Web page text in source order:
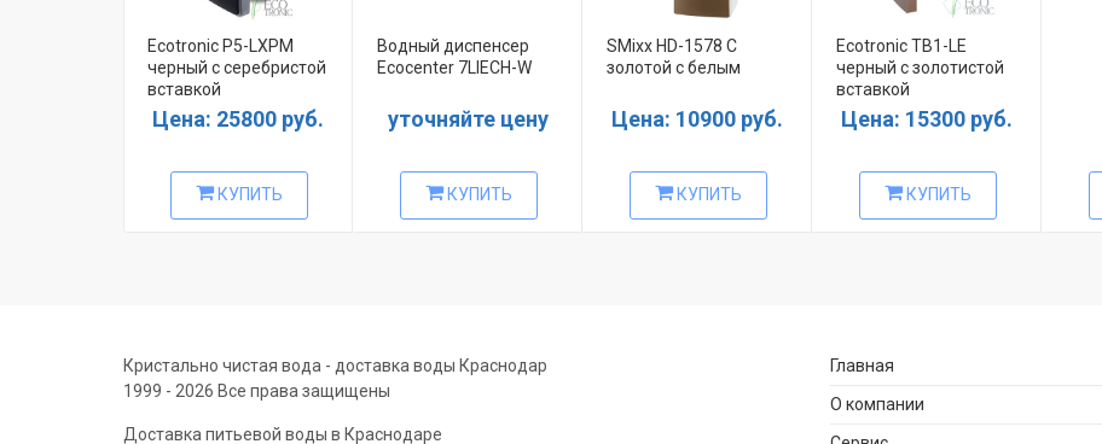
Ecotronic P5-LXPM
черный с серебристой
вставкой
Цена: 25800 руб.
КУПИТЬ
Водный диспенсер
Ecocenter 7LIECH-W
уточняйте цену
КУПИТЬ
SMixx HD-1578 C
золотой с белым
Цена: 10900 руб.
КУПИТЬ
Ecotronic TB1-LE
черный с золотистой
вставкой
Цена: 15300 руб.
КУПИТЬ
Кристально чистая вода - доставка воды Краснодар
1999 - 2026 Все права защищены
Доставка питьевой воды в Краснодаре
Главная
О компании